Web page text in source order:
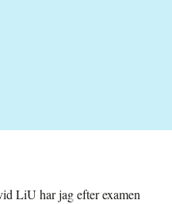
LiU har jag efter examen